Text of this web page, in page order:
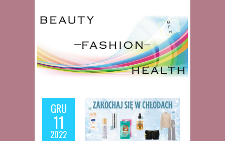
GRU
11
2022